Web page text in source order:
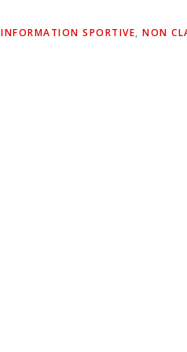
INFORMATION SPORTIVE, NON